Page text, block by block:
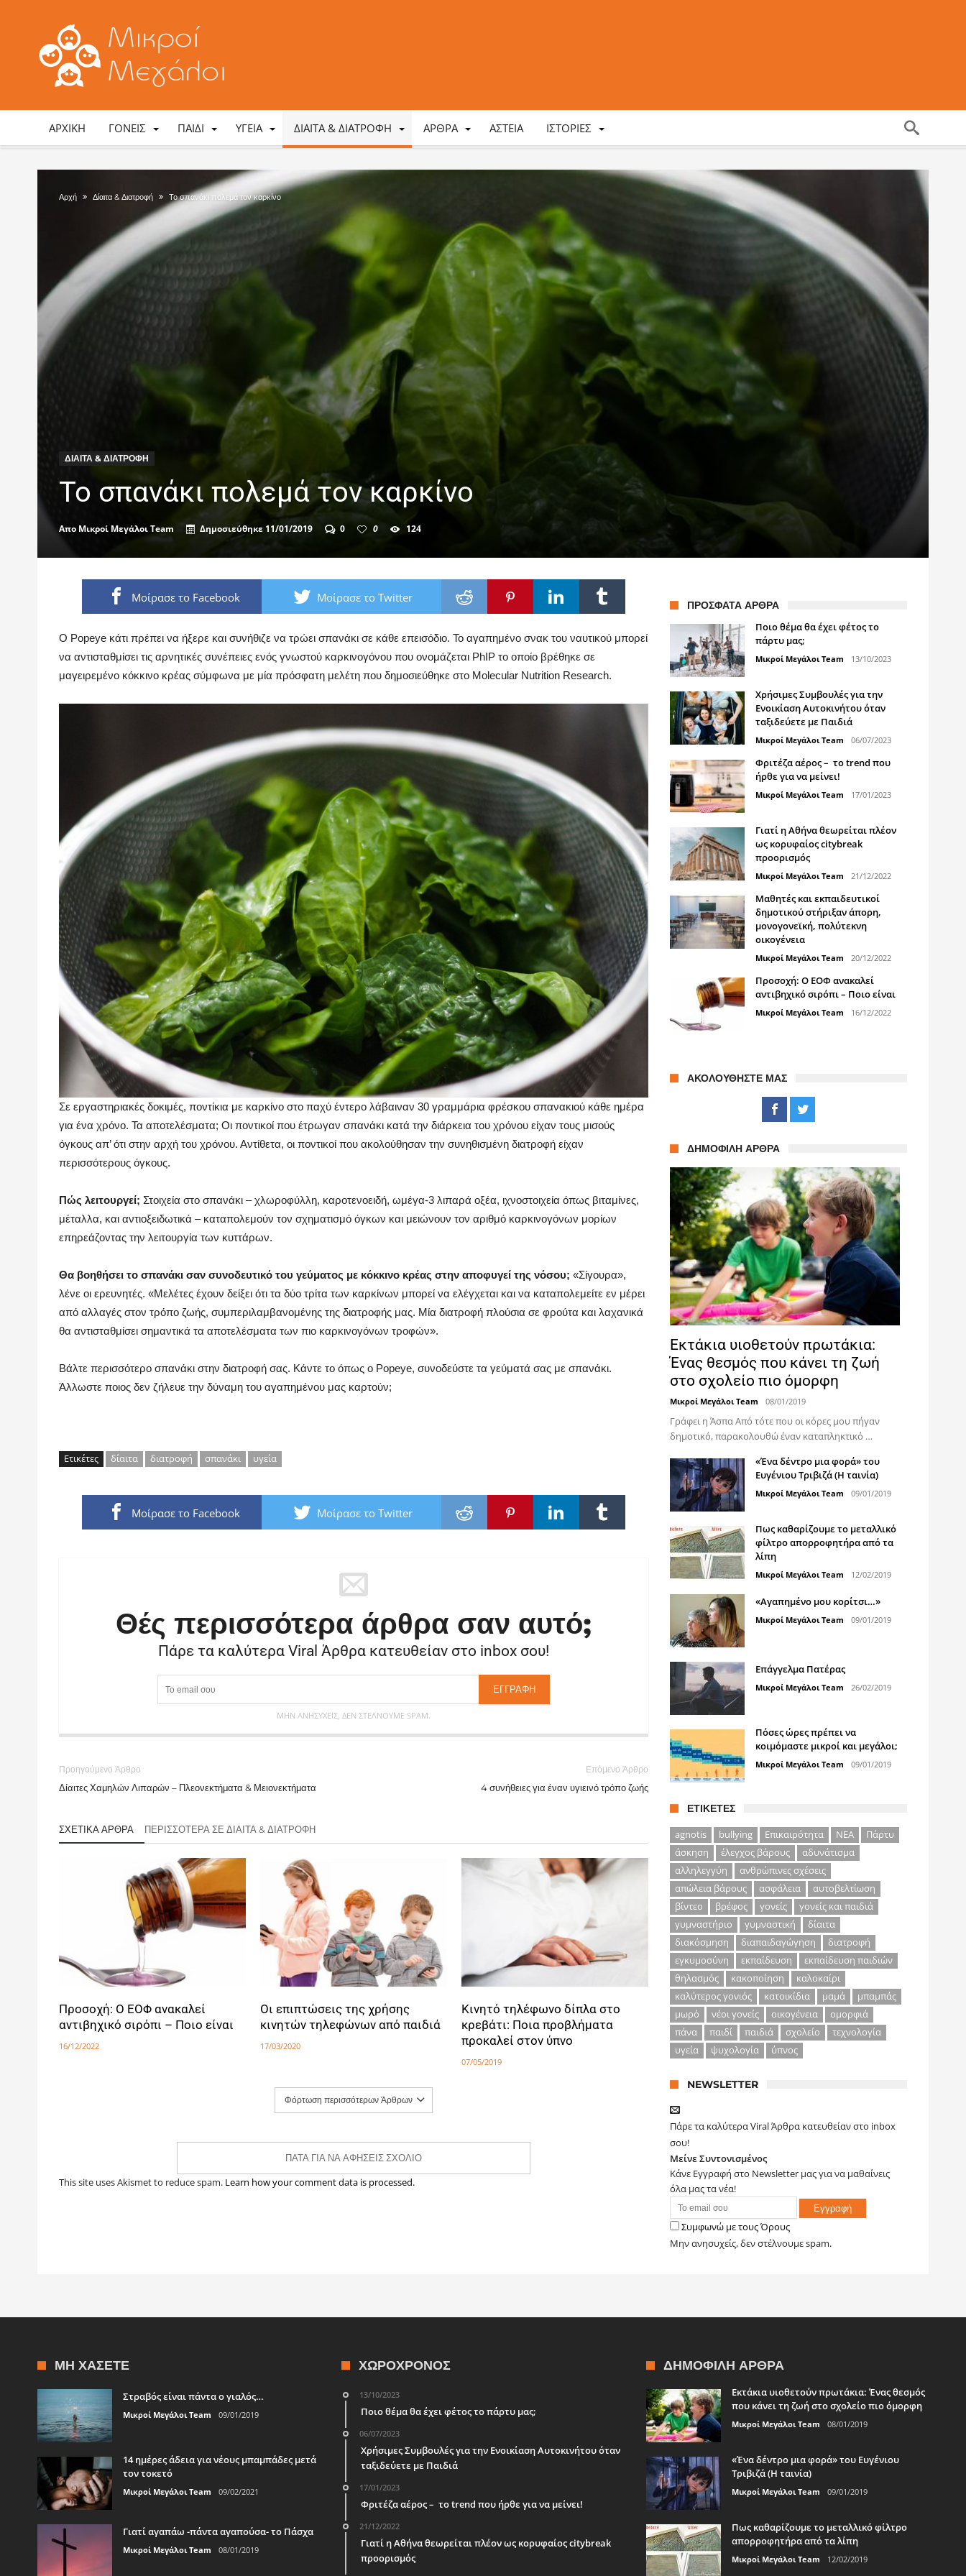
ΑΡΧΙΚΉ ΓΟΝΕΊΣ ΠΑΙΔΊ ΥΓΕΊΑ ΔΊΑΙΤΑ & ΔΙΑΤΡΟΦΉ ΆΡΘΡΑ ΑΣΤΕΊΑ ΙΣΤΟΡΊΕΣ
Αρχή Δίαιτα & Διατροφή Το σπανάκι πολεμά τον καρκίνο
ΔΊΑΙΤΑ & ΔΙΑΤΡΟΦΉ
Το σπανάκι πολεμά τον καρκίνο
Απο Μικροί Μεγάλοι Team Δημοσιεύθηκε 11/01/2019 0 0 124
Μοίρασε το Facebook Μοίρασε το Twitter
Ο Popeye κάτι πρέπει να ήξερε και συνήθιζε να τρώει σπανάκι σε κάθε επεισόδιο. Το αγαπημένο σνακ του ναυτικού μπορεί
να αντισταθμίσει τις αρνητικές συνέπειες ενός γνωστού καρκινογόνου που ονομάζεται PhIP το οποίο βρέθηκε σε
μαγειρεμένο κόκκινο κρέας σύμφωνα με μία πρόσφατη μελέτη που δημοσιεύθηκε στο Molecular Nutrition Research.
Σε εργαστηριακές δοκιμές, ποντίκια με καρκίνο στο παχύ έντερο λάβαιναν 30 γραμμάρια φρέσκου σπανακιού κάθε ημέρα
για ένα χρόνο. Τα αποτελέσματα; Οι ποντικοί που έτρωγαν σπανάκι κατά την διάρκεια του χρόνου είχαν τους μισούς
όγκους απ’ ότι στην αρχή του χρόνου. Αντίθετα, οι ποντικοί που ακολούθησαν την συνηθισμένη διατροφή είχαν
περισσότερους όγκους.
Πώς λειτουργεί; Στοιχεία στο σπανάκι – χλωροφύλλη, καροτενοειδή, ωμέγα-3 λιπαρά οξέα, ιχνοστοιχεία όπως βιταμίνες,
μέταλλα, και αντιοξειδωτικά – καταπολεμούν τον σχηματισμό όγκων και μειώνουν τον αριθμό καρκινογόνων μορίων
επηρεάζοντας την λειτουργία των κυττάρων.
Θα βοηθήσει το σπανάκι σαν συνοδευτικό του γεύματος με κόκκινο κρέας στην αποφυγεί της νόσου; «Σίγουρα»,
λένε οι ερευνητές. «Μελέτες έχουν δείξει ότι τα δύο τρίτα των καρκίνων μπορεί να ελέγχεται και να καταπολεμείτε εν μέρει
από αλλαγές στον τρόπο ζωής, συμπεριλαμβανομένης της διατροφής μας. Μία διατροφή πλούσια σε φρούτα και λαχανικά
θα αντισταθμίσει σημαντικά τα αποτελέσματα των πιο καρκινογόνων τροφών».
Βάλτε περισσότερο σπανάκι στην διατροφή σας. Κάντε το όπως ο Popeye, συνοδεύστε τα γεύματά σας με σπανάκι.
Άλλωστε ποιος δεν ζήλευε την δύναμη του αγαπημένου μας καρτούν;
Ετικέτες δίαιτα διατροφή σπανάκι υγεία
Μοίρασε το Facebook Μοίρασε το Twitter
Θές περισσότερα άρθρα σαν αυτό;
Πάρε τα καλύτερα Viral Άρθρα κατευθείαν στο inbox σου!
ΜΗΝ ΑΝΗΣΥΧΕΊΣ, ΔΕΝ ΣΤΈΛΝΟΥΜΕ SPAM.
Προηγούμενο Άρθρο
Δίαιτες Χαμηλών Λιπαρών – Πλεονεκτήματα & Μειονεκτήματα
Επόμενο Άρθρο
4 συνήθειες για έναν υγιεινό τρόπο ζωής
ΣΧΕΤΙΚΆ ΆΡΘΡΑ ΠΕΡΙΣΣΌΤΕΡΑ ΣΕ ΔΊΑΙΤΑ & ΔΙΑΤΡΟΦΉ
Προσοχή: Ο ΕΟΦ ανακαλεί
αντιβηχικό σιρόπι – Ποιο είναι
16/12/2022
Οι επιπτώσεις της χρήσης
κινητών τηλεφώνων από παιδιά
17/03/2020
Κινητό τηλέφωνο δίπλα στο
κρεβάτι: Ποια προβλήματα
προκαλεί στον ύπνο
07/05/2019
Φόρτωση περισσότερων Άρθρων
ΠΆΤΑ ΓΙΑ ΝΑ ΑΦΉΣΕΙΣ ΣΧΌΛΙΟ
This site uses Akismet to reduce spam. Learn how your comment data is processed.
ΠΡΌΣΦΑΤΑ ΆΡΘΡΑ
Ποιο θέμα θα έχει φέτος το
πάρτυ μας;
Μικροί Μεγάλοι Team 13/10/2023
Χρήσιμες Συμβουλές για την
Ενοικίαση Αυτοκινήτου όταν
ταξιδεύετε με Παιδιά
Μικροί Μεγάλοι Team 06/07/2023
Φριτέζα αέρος – το trend που
ήρθε για να μείνει!
Μικροί Μεγάλοι Team 17/01/2023
Γιατί η Αθήνα θεωρείται πλέον
ως κορυφαίος citybreak
προορισμός
Μικροί Μεγάλοι Team 21/12/2022
Μαθητές και εκπαιδευτικοί
δημοτικού στήριξαν άπορη,
μονογονεϊκή, πολύτεκνη
οικογένεια
Μικροί Μεγάλοι Team 20/12/2022
Προσοχή: Ο ΕΟΦ ανακαλεί
αντιβηχικό σιρόπι – Ποιο είναι
Μικροί Μεγάλοι Team 16/12/2022
ΑΚΟΛΟΥΘΉΣΤΕ ΜΑΣ
ΔΗΜΟΦΙΛΉ ΆΡΘΡΑ
Εκτάκια υιοθετούν πρωτάκια:
Ένας θεσμός που κάνει τη ζωή
στο σχολείο πιο όμορφη
Μικροί Μεγάλοι Team 08/01/2019
Γράφει η Άσπα Από τότε που οι κόρες μου πήγαν
δημοτικό, παρακολουθώ έναν καταπληκτικό …
«Ένα δέντρο μια φορά» του
Ευγένιου Τριβιζά (Η ταινία)
Μικροί Μεγάλοι Team 09/01/2019
Πως καθαρίζουμε το μεταλλικό
φίλτρο απορροφητήρα από τα
λίπη
Μικροί Μεγάλοι Team 12/02/2019
«Αγαπημένο μου κορίτσι…»
Μικροί Μεγάλοι Team 09/01/2019
Επάγγελμα Πατέρας
Μικροί Μεγάλοι Team 26/02/2019
Πόσες ώρες πρέπει να
κοιμόμαστε μικροί και μεγάλοι;
Μικροί Μεγάλοι Team 09/01/2019
ΕΤΙΚΈΤΕΣ
agnotis
bullying Επικαιρότητα ΝΕΑ
Πάρτυ
άσκηση
έλεγχος βάρους
αδυνάτισμα
αλληλεγγύη
ανθρώπινες σχέσεις
απώλεια βάρους
ασφάλεια
αυτοβελτίωση
βίντεο
βρέφος γονείς
γονείς και παιδιά
γυμναστήριο
γυμναστική
δίαιτα
διακόσμηση
διαπαιδαγώγηση
διατροφή
εγκυμοσύνη
εκπαίδευση
εκπαίδευση παιδιών
θηλασμός
κακοποίηση
καλοκαίρι
καλύτερος γονιός
κατοικίδια μαμά
μπαμπάς
μωρό
νέοι γονείς οικογένεια
ομορφιά
πάνα
παιδί παιδιά σχολείο
τεχνολογία
υγεία
ψυχολογία ύπνος
NEWSLETTER
Πάρε τα καλύτερα Viral Άρθρα κατευθείαν στο inbox
σου!
Μείνε Συντονισμένος
Κάνε Εγγραφή στο Newsletter μας για να μαθαίνεις
όλα μας τα νέα!
Συμφωνώ με τους Όρους
Μην ανησυχείς, δεν στέλνουμε spam.
ΜΗ ΧΆΣΕΤΕ
Στραβός είναι πάντα ο γιαλός…
Μικροί Μεγάλοι Team 09/01/2019
14 ημέρες άδεια για νέους μπαμπάδες μετά
τον τοκετό
Μικροί Μεγάλοι Team 09/02/2021
Γιατί αγαπάω -πάντα αγαπούσα- το Πάσχα
Μικροί Μεγάλοι Team 08/01/2019
ΧΩΡΟΧΡΌΝΟΣ
13/10/2023
Ποιο θέμα θα έχει φέτος το πάρτυ μας;
06/07/2023
Χρήσιμες Συμβουλές για την Ενοικίαση Αυτοκινήτου όταν
ταξιδεύετε με Παιδιά
17/01/2023
Φριτέζα αέρος – το trend που ήρθε για να μείνει!
21/12/2022
Γιατί η Αθήνα θεωρείται πλέον ως κορυφαίος citybreak
προορισμός
ΔΗΜΟΦΙΛΉ ΆΡΘΡΑ
Εκτάκια υιοθετούν πρωτάκια: Ένας θεσμός
που κάνει τη ζωή στο σχολείο πιο όμορφη
Μικροί Μεγάλοι Team 08/01/2019
«Ένα δέντρο μια φορά» του Ευγένιου
Τριβιζά (Η ταινία)
Μικροί Μεγάλοι Team 09/01/2019
Πως καθαρίζουμε το μεταλλικό φίλτρο
απορροφητήρα από τα λίπη
Μικροί Μεγάλοι Team 12/02/2019